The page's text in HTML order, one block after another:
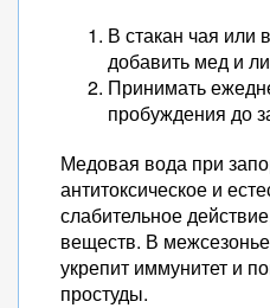
В стакан чая или
добавить мед и
Принимать
пробуждения до
Медовая вода при
антитоксическое и
слабительное
веществ. В
укрепит иммунитет и
простуды.